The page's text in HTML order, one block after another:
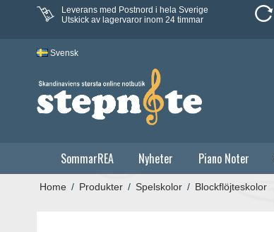
Leverans med Postnord i hela Sverige
Utskick av lagervaror inom 24 timmar
Svensk
SommarREA Nyheter Piano Noter
Home / Produkter / Spelskolor / Blockflöjteskolor